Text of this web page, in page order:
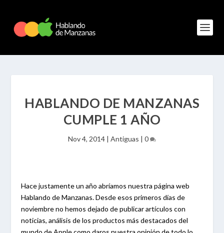
HABLANDO DE MANZANAS
CUMPLE 1 AÑO
Nov 4, 2014 | Antiguas | 0
Hace justamente un año abríamos nuestra página web
Hablando de Manzanas. Desde esos primeros días de
noviembre no hemos dejado de publicar artículos con
noticias, análisis de los productos más destacados del